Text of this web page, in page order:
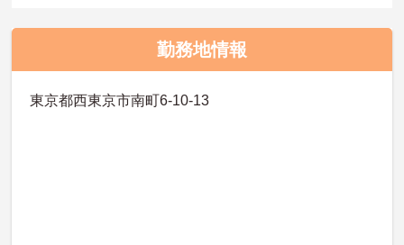
勤務地情報
東京都西東京市南町6-10-13